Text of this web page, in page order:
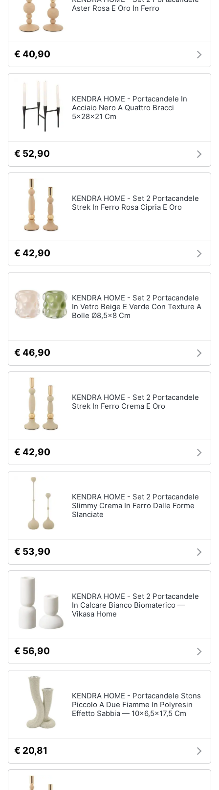
Sveglia
Orologi
Carta
da
parati
Tessili
Materasso
matrimoniale
Vedi
tutti
Illuminazione
Philips
Lampadari
Lampadari
moderni
Lampada
Arredamento
Casette
legno
Gazebo
Lavanderia
Portabiancheria
Lavatoio
lavanderia
portascope
tutti
Aster Rosa E Oro In Ferro
€ 40,90
KENDRA HOME - Portacandele In
Acciaio Nero A Quattro Bracci
5x28x21 Cm
€ 52,90
KENDRA HOME - Set 2 Portacandele
Strek In Ferro Rosa Cipria E Oro
€ 42,90
KENDRA HOME - Set 2 Portacandele
In Vetro Beige E Verde Con Texture A
Bolle Ø8,5x8 Cm
€ 46,90
KENDRA HOME - Set 2 Portacandele
Strek In Ferro Crema E Oro
€ 42,90
KENDRA HOME - Set 2 Portacandele
Slimmy Crema In Ferro Dalle Forme
Slanciate
€ 53,90
KENDRA HOME - Set 2 Portacandele
In Calcare Bianco Biomaterico —
Vikasa Home
€ 56,90
KENDRA HOME - Portacandele Stons
Piccolo A Due Fiamme In Polyresin
Effetto Sabbia — 10x6,5x17,5 Cm
€ 20,81